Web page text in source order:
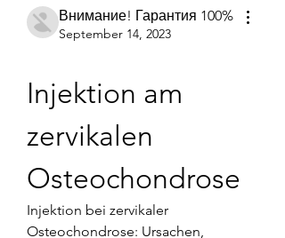
Внимание! Гарантия 100%
September 14, 2023
Injektion am
zervikalen
Osteochondrose
Injektion bei zervikaler
Osteochondrose: Ursachen,